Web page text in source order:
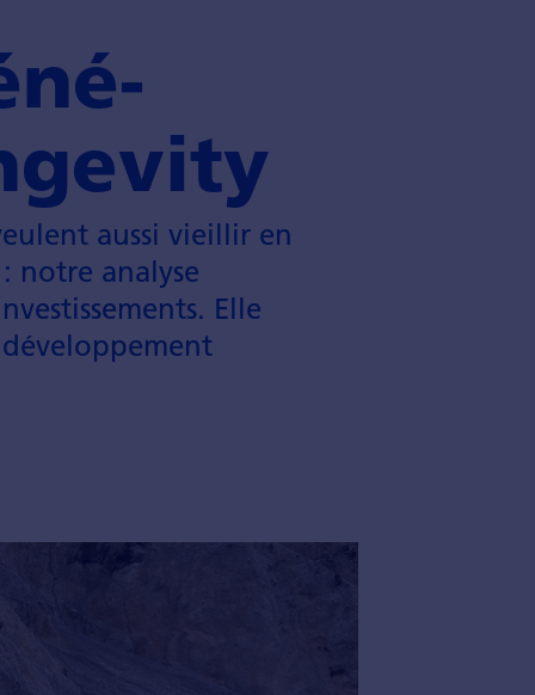
aussi vieillir en
notre analyse
Elle